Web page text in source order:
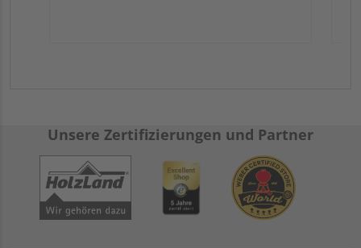
Unsere Zertifizierungen und Partner